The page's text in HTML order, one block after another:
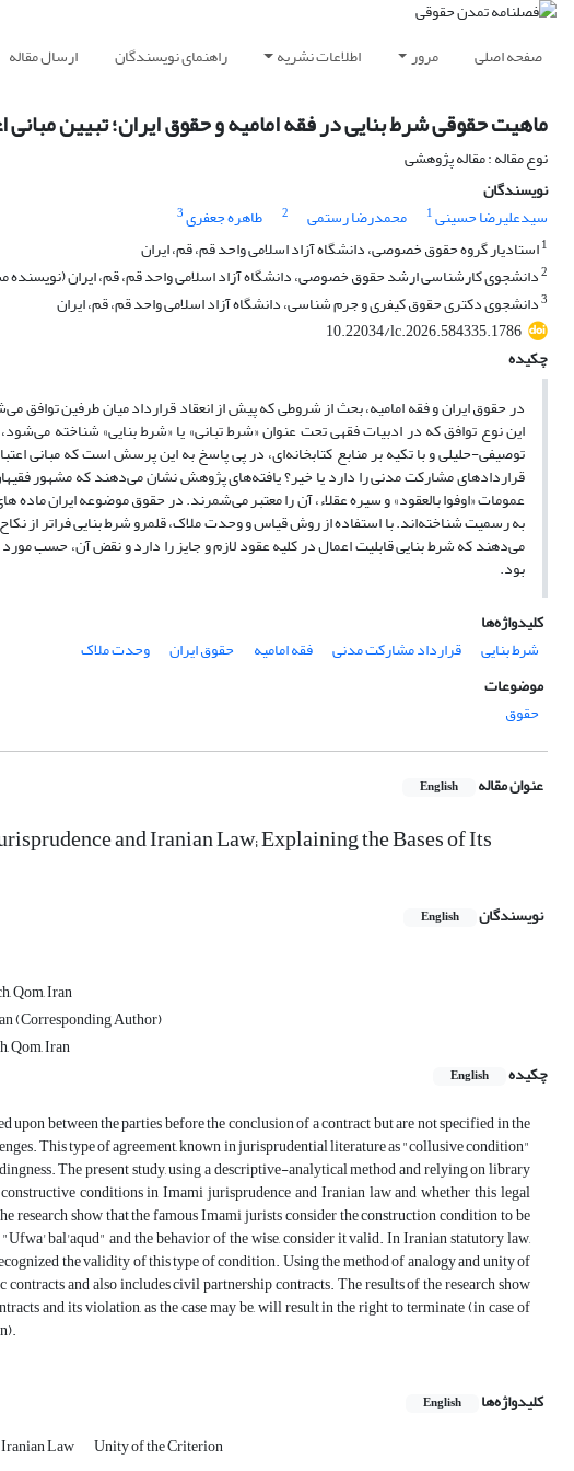
صفحه اصلی مرور اطلاعات نشریه راهنمای نویسندگان ارسال مقاله
ماهیت حقوقی شرط بنایی در فقه امامیه و حقوق ایران؛ تبیین
نوع مقاله : مقاله پژوهشی
نویسندگان
سیدعلیرضا حسینی1 محمدرضا رستمی 2 طاهره جعفری3
1استادیار گروه حقوق خصوصی، دانشگاه آزاد اسلامی واحد قم، قم، ایران
2دانشجوی کارشناسی ارشد حقوق خصوصی، دانشگاه آزاد اسلامی واحد قم، قم، ایران
3دانشجوی دکتری حقوق کیفری و جرم شناسی، دانشگاه آزاد اسلامی واحد قم، قم، ایران
10.22034/lc.2026.584335.1786
چکیده
در حقوق ایران و فقه امامیه، بحث از شروطی که پیش از انعقاد قرارداد میان طرفین
این نوع توافق که در ادبیات فقهی تحت عنوان «شرط تبانی» یا «شرط بنایی» شناخته
توصیفی-حلیلی و با تکیه بر منابع کتابخانه‌ای، در پی پاسخ به این پرسش است که مبانی
قراردادهای مشارکت مدنی را دارد یا خیر؟ یافته‌های پژوهش نشان می‌دهند که مشهور فقیهان
به رسمیت شناخته‌اند. با استفاده از روش قیاس و وحدت ملاک، قلمرو شرط بنایی فراتر از
می‌دهند که شرط بنایی قابلیت اعمال در کلیه عقود لازم و جایز را دارد و نقض آن،
بود.
کلیدواژه‌ها
شرط بنایی
قرارداد مشارکت مدنی فقه امامیه حقوق ایران
وحدت ملاک
موضوعات
حقوق
عنوان مقاله English
and Iranian Law; Explaining the Bases of Its
نویسندگان English
Qom, Iran
(Corresponding Author)
Qom, Iran
چکیده
English
between the parties before the conclusion of a contract but are not specified in the
This type of agreement, known in jurisprudential literature as "collusive condition"
The present study, using a descriptive-analytical method and relying on library
conditions in Imami jurisprudence and Iranian law and whether this legal
show that the famous Imami jurists consider the construction condition to be
bal'aqud" and the behavior of the wise, consider it valid. In Iranian statutory law,
the validity of this type of condition. Using the method of analogy and unity of
and also includes civil partnership contracts. The results of the research show
and its violation, as the case may be, will result in the right to terminate (in case of
کلیدواژه‌ها English
Iranian Law Unity of the Criterion